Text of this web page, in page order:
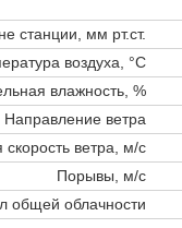
станции, мм рт.ст.
воздуха, °C
влажность, %
Направление ветра
ветра, м/с
Порывы, м/с
общей облачности